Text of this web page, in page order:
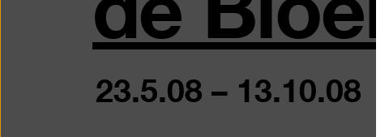
23.5.08–13.10.08